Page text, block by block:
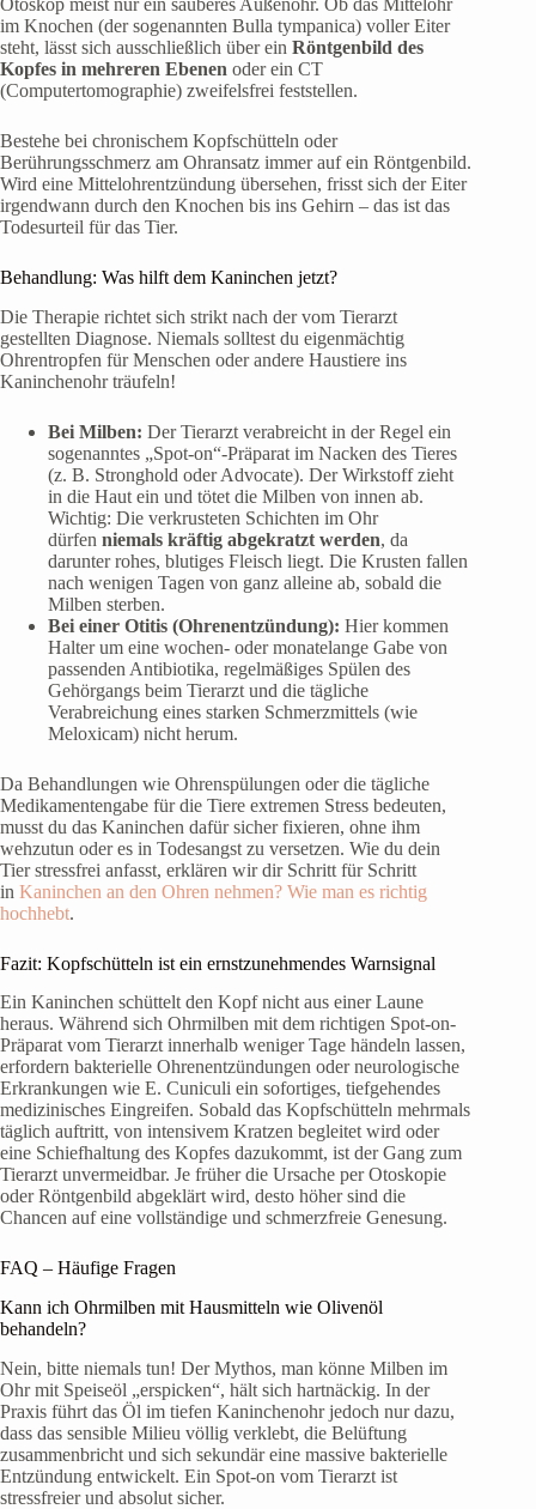
im Knochen (der sogenannten Bulla tympanica) voller Eiter
steht, lässt sich ausschließlich über ein Röntgenbild des
Kopfes in mehreren Ebenen oder ein CT
(Computertomographie) zweifelsfrei feststellen.
Bestehe bei chronischem Kopfschütteln oder
Berührungsschmerz am Ohransatz immer auf ein Röntgenbild.
Wird eine Mittelohrentzündung übersehen, frisst sich der Eiter
irgendwann durch den Knochen bis ins Gehirn – das ist das
Todesurteil für das Tier.
Behandlung: Was hilft dem Kaninchen jetzt?
Die Therapie richtet sich strikt nach der vom Tierarzt
gestellten Diagnose. Niemals solltest du eigenmächtig
Ohrentropfen für Menschen oder andere Haustiere ins
Kaninchenohr träufeln!
Bei Milben: Der Tierarzt verabreicht in der Regel ein
sogenanntes „Spot-on“-Präparat im Nacken des Tieres
(z. B. Stronghold oder Advocate). Der Wirkstoff zieht
in die Haut ein und tötet die Milben von innen ab.
Wichtig: Die verkrusteten Schichten im Ohr
dürfen niemals kräftig abgekratzt werden, da
darunter rohes, blutiges Fleisch liegt. Die Krusten fallen
nach wenigen Tagen von ganz alleine ab, sobald die
Milben sterben.
Bei einer Otitis (Ohrenentzündung): Hier kommen
Halter um eine wochen- oder monatelange Gabe von
passenden Antibiotika, regelmäßiges Spülen des
Gehörgangs beim Tierarzt und die tägliche
Verabreichung eines starken Schmerzmittels (wie
Meloxicam) nicht herum.
Da Behandlungen wie Ohrenspülungen oder die tägliche
Medikamentengabe für die Tiere extremen Stress bedeuten,
musst du das Kaninchen dafür sicher fixieren, ohne ihm
wehzutun oder es in Todesangst zu versetzen. Wie du dein
Tier stressfrei anfasst, erklären wir dir Schritt für Schritt
in Kaninchen an den Ohren nehmen? Wie man es richtig
hochhebt.
Fazit: Kopfschütteln ist ein ernstzunehmendes Warnsignal
Ein Kaninchen schüttelt den Kopf nicht aus einer Laune
heraus. Während sich Ohrmilben mit dem richtigen Spot-on-
Präparat vom Tierarzt innerhalb weniger Tage händeln lassen,
erfordern bakterielle Ohrenentzündungen oder neurologische
Erkrankungen wie E. Cuniculi ein sofortiges, tiefgehendes
medizinisches Eingreifen. Sobald das Kopfschütteln mehrmals
täglich auftritt, von intensivem Kratzen begleitet wird oder
eine Schiefhaltung des Kopfes dazukommt, ist der Gang zum
Tierarzt unvermeidbar. Je früher die Ursache per Otoskopie
oder Röntgenbild abgeklärt wird, desto höher sind die
Chancen auf eine vollständige und schmerzfreie Genesung.
FAQ – Häufige Fragen
Kann ich Ohrmilben mit Hausmitteln wie Olivenöl
behandeln?
Nein, bitte niemals tun! Der Mythos, man könne Milben im
Ohr mit Speiseöl „erspicken“, hält sich hartnäckig. In der
Praxis führt das Öl im tiefen Kaninchenohr jedoch nur dazu,
dass das sensible Milieu völlig verklebt, die Belüftung
zusammenbricht und sich sekundär eine massive bakterielle
Entzündung entwickelt. Ein Spot-on vom Tierarzt ist
stressfreier und absolut sicher.